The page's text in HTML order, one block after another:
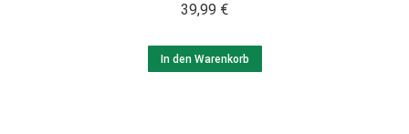
39,99 €
In den Warenkorb